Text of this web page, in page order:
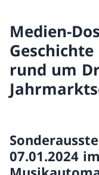
Medien-
rund um
07.01.2024